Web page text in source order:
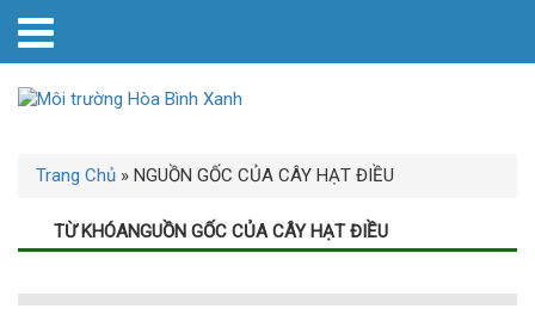
Trang Chủ » NGUỒN GỐC CỦA CÂY HẠT ĐIỀU
TỪ KHÓANGUỒN GỐC CỦA CÂY HẠT ĐIỀU